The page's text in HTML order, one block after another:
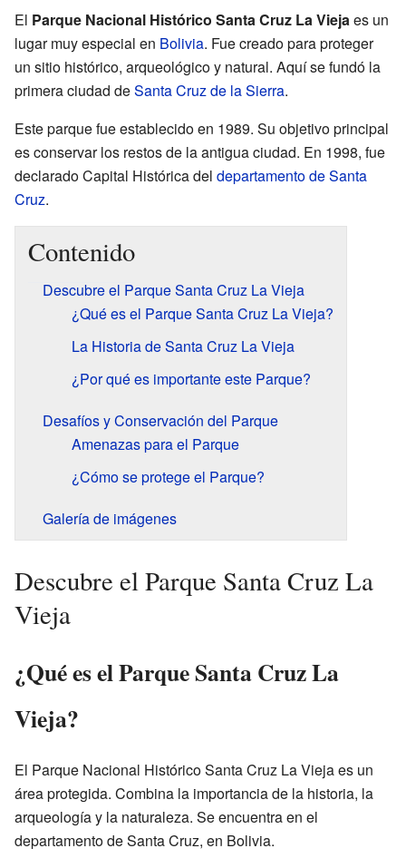
El Parque Nacional Histórico Santa Cruz La Viejaes un
lugar muy especial en Bolivia. Fue creado para proteger
un sitio histórico, arqueológico y natural. Aquí se fundó la
primera ciudad deSanta Cruz de la Sierra.
Este parque fue establecido en 1989. Su objetivo principal
es conservar los restos de la antigua ciudad. En 1998, fue
declarado Capital Histórica del departamento de Santa
Cruz.
Contenido
Descubre el Parque Santa Cruz La Vieja
¿Qué es el Parque Santa Cruz La Vieja?
La Historia de Santa Cruz La Vieja
¿Por qué es importante este Parque?
Desafíos y Conservación del Parque
Amenazas para el Parque
¿Cómo se protege el Parque?
Galería de imágenes
Descubre el Parque Santa Cruz La
Vieja
¿Qué es el Parque Santa Cruz La
Vieja?
El Parque Nacional Histórico Santa Cruz La Vieja es un
área protegida. Combina la importancia de la historia, la
arqueología y la naturaleza. Se encuentra en el
departamento de Santa Cruz, en Bolivia.